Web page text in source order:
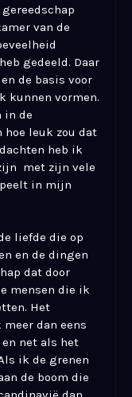
van de
gedeeld. Daar
de basis voor
kunnen vormen.
in de
leuk zou dat
heb ik
met zijn vele
in mijn
liefde die op
en de dingen
dat door
mensen die ik
Het
dan eens
net als het
ik de grenen
de boom die